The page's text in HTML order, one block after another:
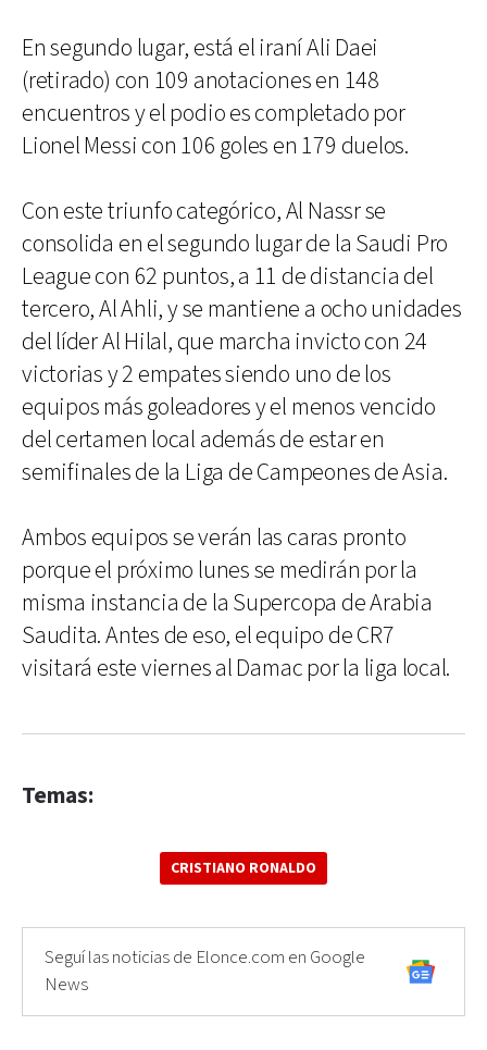
En segundo lugar, está el iraní Ali Daei
(retirado) con 109 anotaciones en 148
encuentros y el podio es completado por
Lionel Messi con 106 goles en 179 duelos.
Con este triunfo categórico, Al Nassr se
consolida en el segundo lugar de la Saudi Pro
League con 62 puntos, a 11 de distancia del
tercero, Al Ahli, y se mantiene a ocho unidades
del líder Al Hilal, que marcha invicto con 24
victorias y 2 empates siendo uno de los
equipos más goleadores y el menos vencido
del certamen local además de estar en
semifinales de la Liga de Campeones de Asia.
Ambos equipos se verán las caras pronto
porque el próximo lunes se medirán por la
misma instancia de la Supercopa de Arabia
Saudita. Antes de eso, el equipo de CR7
visitará este viernes al Damac por la liga local.
Temas:
CRISTIANO RONALDO
Seguí las noticias de Elonce.com en Google
News